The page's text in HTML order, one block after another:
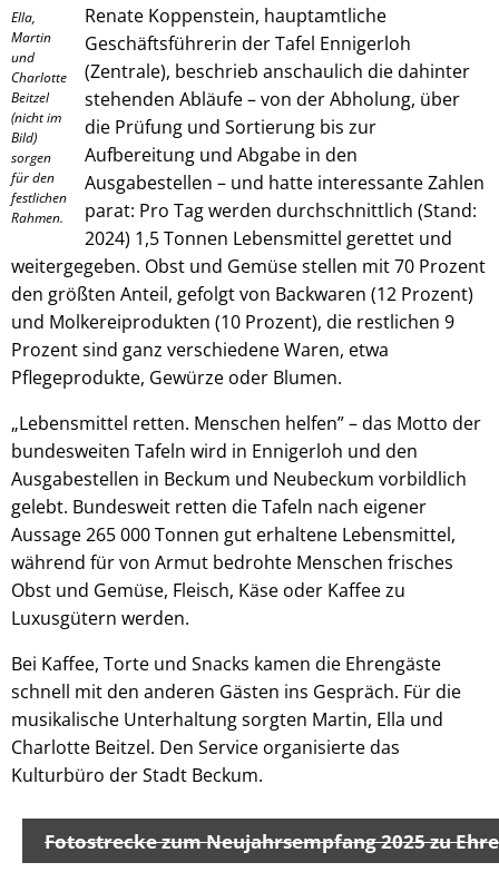
Ella,
Martin
und
Charlotte
Beitzel
(nicht im
Bild)
sorgen
für den
festlichen
Rahmen.
Renate Koppenstein, hauptamtliche
Geschäftsführerin der Tafel Ennigerloh
(Zentrale), beschrieb anschaulich die dahinter
stehenden Abläufe – von der Abholung, über
die Prüfung und Sortierung bis zur
Aufbereitung und Abgabe in den
Ausgabestellen – und hatte interessante Zahlen
parat: Pro Tag werden durchschnittlich (Stand:
2024) 1,5 Tonnen Lebensmittel gerettet und
weitergegeben. Obst und Gemüse stellen mit 70 Prozent
den größten Anteil, gefolgt von Backwaren (12 Prozent)
und Molkereiprodukten (10 Prozent), die restlichen 9
Prozent sind ganz verschiedene Waren, etwa
Pflegeprodukte, Gewürze oder Blumen.
„Lebensmittel retten. Menschen helfen” – das Motto der
bundesweiten Tafeln wird in Ennigerloh und den
Ausgabestellen in Beckum und Neubeckum vorbildlich
gelebt. Bundesweit retten die Tafeln nach eigener
Aussage 265 000 Tonnen gut erhaltene Lebensmittel,
während für von Armut bedrohte Menschen frisches
Obst und Gemüse, Fleisch, Käse oder Kaffee zu
Luxusgütern werden.
Bei Kaffee, Torte und Snacks kamen die Ehrengäste
schnell mit den anderen Gästen ins Gespräch. Für die
musikalische Unterhaltung sorgten Martin, Ella und
Charlotte Beitzel. Den Service organisierte das
Kulturbüro der Stadt Beckum.
Fotostrecke zum Neujahrsempfang 2025 zu